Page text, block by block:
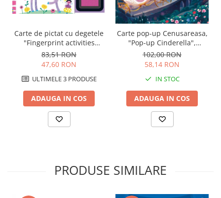
Carte de pictat cu degetele
"Fingerprint activities
Unicorns and Fairies",
Usborne
83,51 RON
47,60 RON
ULTIMELE 3 PRODUSE
ADAUGA IN COS
Carte pop-up Cenusareasa,
"Pop-up Cinderella",
Usborne
102,00 RON
58,14 RON
IN STOC
ADAUGA IN COS
PRODUSE SIMILARE